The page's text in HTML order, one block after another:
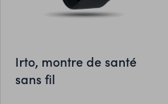
irto, montre de santé
sans fil